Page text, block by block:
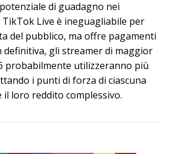
di guadagno nei
Live è ineguagliabile per
del pubblico, ma offre pagamenti
gli streamer di maggior
probabilmente utilizzeranno più
i punti di forza di ciascuna
il loro reddito complessivo.